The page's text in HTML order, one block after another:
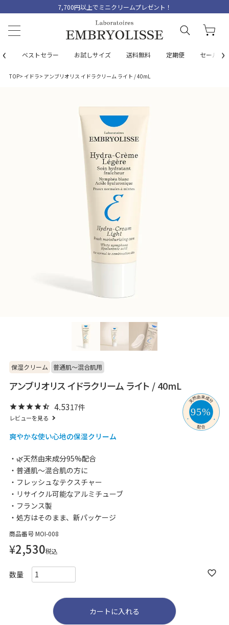
7,700円以上でミニクリームプレゼント！
‹ ベストセラー お試しサイズ 送料無料 定期便 セール ›
TOP イドラ アンブリオリス イドラクリーム ライト / 40mL
保湿クリーム 普通肌～混合肌用
アンブリオリス イドラクリーム ライト / 40mL
レビューを見る
4.5317
爽やかな使い心地の保湿クリーム
🌿天然由来成分95%配合
普通肌～混合肌の方に
フレッシュなテクスチャー
リサイクル可能なアルミチューブ
フランス製
処方はそのまま、新パッケージ
商品番号MOI-008
¥2,530税込
カートに入れる